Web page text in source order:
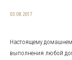
03.08.2017
Настоящему
выполнения любой